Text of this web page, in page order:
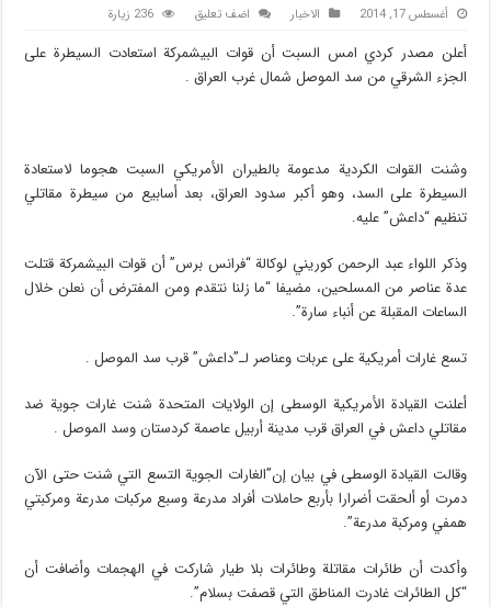
أغسطس 17, 2014 الاخبار اضف تعليق 236 زيارة
أعلن مصدر كردي امس السبت أن قوات البيشمركة استعادت السيطرة على
الجزء الشرقي من سد الموصل شمال غرب العراق .
وشنت القوات الكردية مدعومة بالطيران الأمريكي السبت هجوما لاستعادة
السيطرة على السد، وهو أكبر سدود العراق، بعد أسابيع من سيطرة مقاتلي
تنظيم “داعش” عليه.
وذكر اللواء عبد الرحمن كوريني لوكالة “فرانس برس” أن قوات البيشمركة قتلت
عدة عناصر من المسلحين، مضيفا “ما زلنا نتقدم ومن المفترض أن نعلن خلال
الساعات المقبلة عن أنباء سارة”.
تسع غارات أمريكية على عربات وعناصر لـ”داعش” قرب سد الموصل .
أعلنت القيادة الأمريكية الوسطى إن الولايات المتحدة شنت غارات جوية ضد
مقاتلي داعش في العراق قرب مدينة أربيل عاصمة كردستان وسد الموصل .
وقالت القيادة الوسطى في بيان إن”الغارات الجوية التسع التي شنت حتى الآن
دمرت أو ألحقت أضرارا بأربع حاملات أفراد مدرعة وسبع مركبات مدرعة ومركبتي
همفي ومركبة مدرعة”.
وأكدت أن طائرات مقاتلة وطائرات بلا طيار شاركت في الهجمات وأضافت أن
“كل الطائرات غادرت المناطق التي قصفت بسلام”.